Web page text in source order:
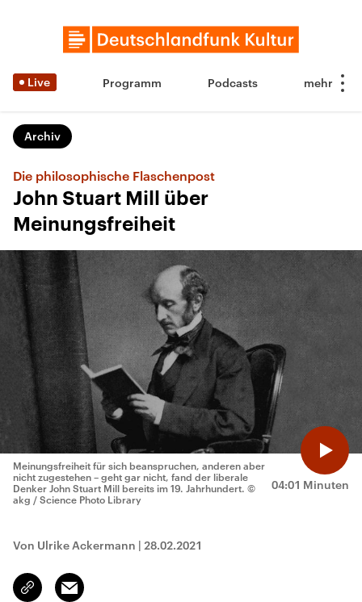
Live Programm Podcasts
Archiv
Die philosophische Flaschenpost
John Stuart Mill über
Meinungsfreiheit
04:01 Minuten
Meinungsfreiheit für sich beanspruchen, anderen aber
nicht zugestehen – geht gar nicht, fand der liberale
Denker John Stuart Mill bereits im 19. Jahrhundert. ©
akg / Science Photo Library
Von Ulrike Ackermann | 28.02.2021
Link
kopieren/teilen
Email